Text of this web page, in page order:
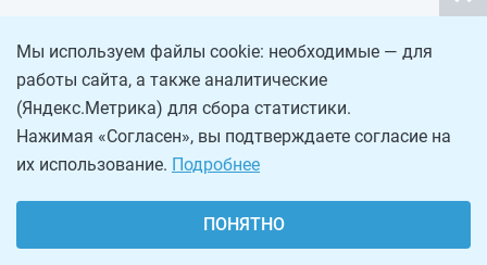
Мы используем файлы cookie: необходимые — для
работы сайта, а также аналитические
(Яндекс.Метрика) для сбора статистики.
Нажимая «Согласен», вы подтверждаете согласие на
их использование. Подробнее
ПОНЯТНО